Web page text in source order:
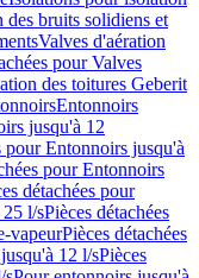
bruits solidiens et
Valves d'aération
pour Valves
des toitures Geberit
Entonnoirs
jusqu'à 12
pour Entonnoirs jusqu'à
pour Entonnoirs
détachées pour
l/sPièces détachées
vapeurPièces détachées
12 l/sPièces